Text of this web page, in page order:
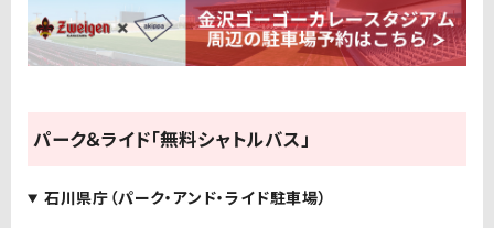
パーク＆ライド「無料シャトルバス」
石川県庁（パーク・アンド・ライド駐車場）